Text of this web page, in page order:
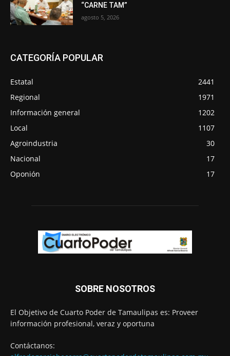
“CARNE TAM”
agosto 5, 2026
CATEGORÍA POPULAR
Estatal
2441
Regional
1971
Información general
1202
Local
1107
Agroindustria
30
Nacional
17
Oponión
17
SOBRE NOSOTROS
El Objetivo de Cuarto Poder de Tamaulipas es: Proveer
información profesional, veraz y oportuna
Contáctanos: